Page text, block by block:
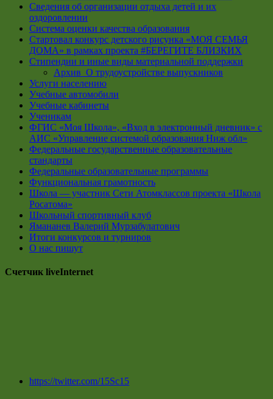
Сведения об организации отдыха детей и их
оздоровлении
Система оценки качества образования
Стартовал конкурс детского рисунка «МОЯ СЕМЬЯ
ДОМА» в рамках проекта #БЕРЕГИТЕ БЛИЗКИХ
Стипендии и иные виды материальной поддержки
Архив_О трудоустройстве выпускников
Услуги населению
Учебные автомобили
Учебные кабинеты
Ученикам
ФГИС «Моя Школа», «Вход в электронный дневник» с
АИС «Управление системой образования Ниж обл»
Федеральные государственные образовательные
стандарты
Федеральные образовательные программы
Функциональная грамотность
Школа — участник Сети Атомклассов проекта «Школа
Росатома»
Школьный спортивный клуб
Ямананев Валерий Мурзабулатович
Итоги конкурсов и турниров
О нас пишут
Счетчик liveInternet
https://twitter.com/15Sc15